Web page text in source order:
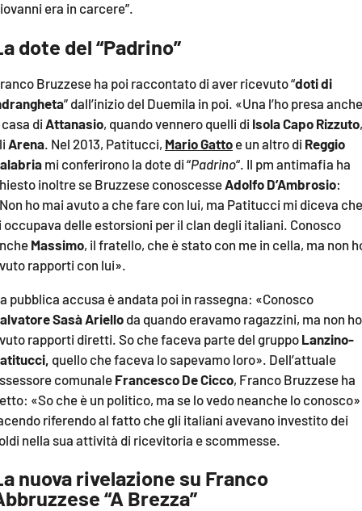
era in carcere”.
dote del “Padrino”
Bruzzese ha poi raccontato di aver ricevuto “doti di
” dall’inizio del Duemila in poi. «Una l’ho presa anche
di Attanasio, quando vennero quelli di Isola Capo Rizzuto,
Arena . Nel 2013, Patitucci, Mario Gatto e un altro di Reggio
mi conferirono la dote di “Padrino“. Il pm antimafia ha
inoltre se Bruzzese conoscesse Adolfo D’Ambrosio:
ho mai avuto a che fare con lui, ma Patitucci mi diceva che
occupava delle estorsioni per il clan degli italiani. Conosco
Massimo, il fratello, che è stato con me in cella, ma non
rapporti con lui».
pubblica accusa è andata poi in rassegna: «Conosco
Sasà Ariello da quando eravamo ragazzini, ma non ho
rapporti diretti. So che faceva parte del gruppo Lanzino-
quello che faceva lo sapevamo loro». Dell’attuale
comunale Francesco De Cicco, Franco Bruzzese ha
«So che è un politico, ma se lo vedo neanche lo conosco»
riferendo al fatto che gli italiani avevano investito dei
nella sua attività di ricevitoria e scommesse.
nuova rivelazione su Franco
“A Brezza”